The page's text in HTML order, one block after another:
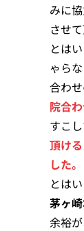
みに
させ
とは
ゃら
合わ
院合
すこ
頂け
した。
とはい
茅ヶ
余裕が